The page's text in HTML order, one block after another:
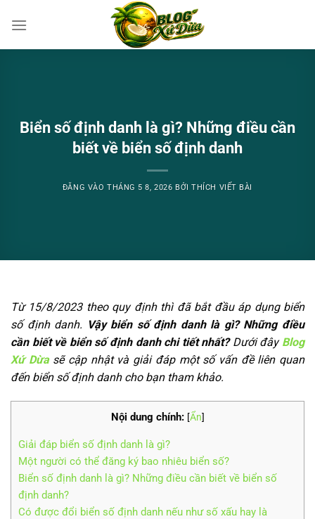
qua
Biển số định danh là gì? Những điều cần
biết về biển số định danh
ĐĂNG VÀO THÁNG 5 8, 2026 BỞITHÍCH VIẾT BÀI
Từ 15/8/2023 theo quy định thì đã bắt đầu áp dụng biển
số định danh. Vậy biển số định danh là gì? Những điều
cần biết về biển số định danhchi tiết nhất?Dưới đây Blog
Xứ Dừasẽ cập nhật và giải đáp một số vấn đề liên quan
đến biển số định danh cho bạn tham khảo.
Nội dung chính: [Ẩn]
Giải đáp biển số định danh là gì?
Một người có thể đăng ký bao nhiêu biển số?
Biển số định danh là gì? Những điều cần biết về biển số
định danh?
Có được đổi biển số định danh nếu như số xấu hay là